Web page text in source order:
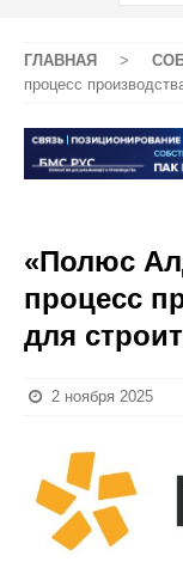
ГЛАВНАЯ >
процесс
«Полюс
процесс
для
2 ноября 2025